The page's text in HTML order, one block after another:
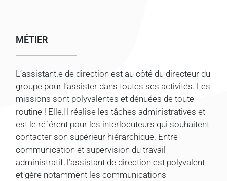
MÉTIER
L’assistant.e de direction est au côté du directeur du
groupe pour l’assister dans toutes ses activités. Les
missions sont polyvalentes et dénuées de toute
routine ! Elle.Il réalise les tâches administratives et
est le référent pour les interlocuteurs qui souhaitent
contacter son supérieur hiérarchique. Entre
communication et supervision du travail
administratif, l’assistant de direction est polyvalent
et gère notamment les communications